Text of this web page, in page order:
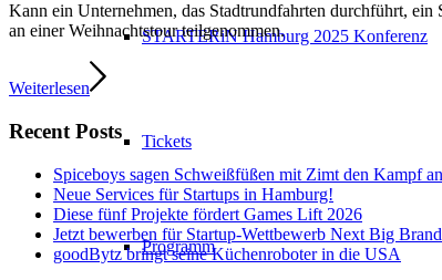
STARTERiN Hamburg 2025 Konferenz
Tickets
Programm
Kann ein Unternehmen, das Stadtrundfahrten durchführt,
an einer Weihnachtstour teilgenommen.
Weiterlesen
Recent Posts
Spiceboys sagen Schweißfüßen mit Zimt den Kampf an
Neue Services für Startups in Hamburg!
Diese fünf Projekte fördert Games Lift 2026
Jetzt bewerben für Startup-Wettbewerb Next Big
goodBytz bringt seine Küchenroboter in die USA